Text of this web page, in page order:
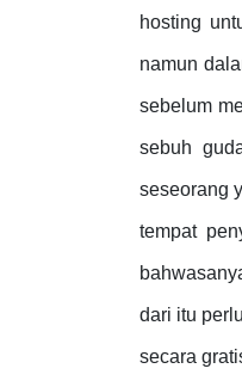
hosting
namun
sebelum
sebuh
seseorang
tempat
dari itu
secara